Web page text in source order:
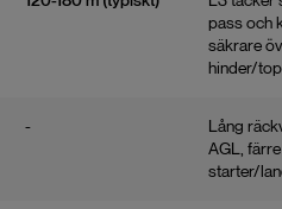
pass och
säkrare
hinder/
-
Lång
AGL, färre
starter/